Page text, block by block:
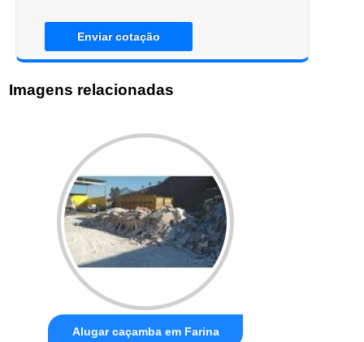
Enviar cotação
Imagens relacionadas
Alugar caçamba em Farina